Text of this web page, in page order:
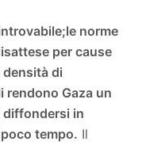
le norme
per cause
densità di
rendono Gaza un
diffondersi in
tempo. Il